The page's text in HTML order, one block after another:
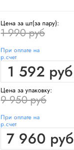
Цена за шт(за пару):
1 990 руб
При оплате на
р.счет
1 592 руб
Цена за упаковку:
9 950 руб
При оплате на
р.счет
7 960 руб